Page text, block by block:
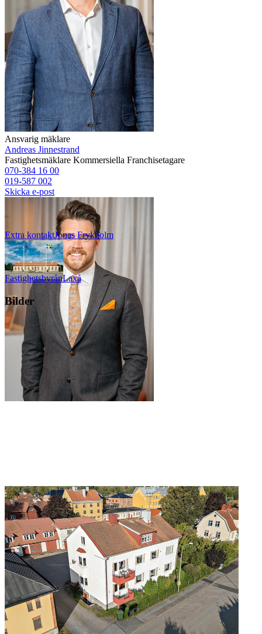
Ansvarig mäklare
Andreas Jinnestrand
Fastighetsmäklare Kommersiella Franchisetagare
070-384 16 00
019-587 002
Skicka e-post
Extra kontaktJonas Frykholm
FastighetsbyrånLaxå
Bilder